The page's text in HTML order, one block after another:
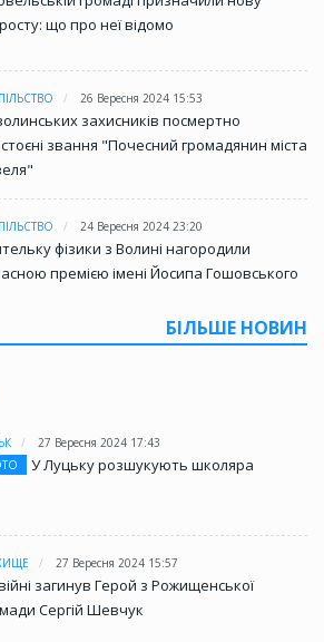
що про неї відомо
26 Вересня 2024 15:53
захисників посмертно
звання "Почесний громадянин міста
24 Вересня 2024 23:20
фізики з Волині нагородили
премією імені Йосипа Гошовського
БІЛЬШЕ НОВИН
27 Вересня 2024 17:43
У Луцьку розшукують школяра
27 Вересня 2024 15:57
загинув Герой з Рожищенської
Сергій Шевчук